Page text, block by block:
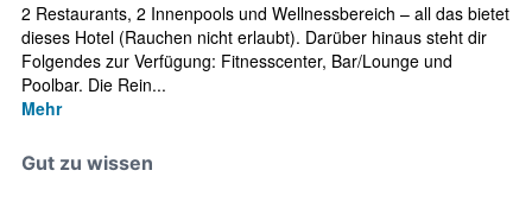
2 Restaurants, 2 Innenpools und Wellnessbereich – all das bietet
dieses Hotel (Rauchen nicht erlaubt). Darüber hinaus steht dir
Folgendes zur Verfügung: Fitnesscenter, Bar/Lounge und
Poolbar. Die Rein...
Mehr
Gut zu wissen